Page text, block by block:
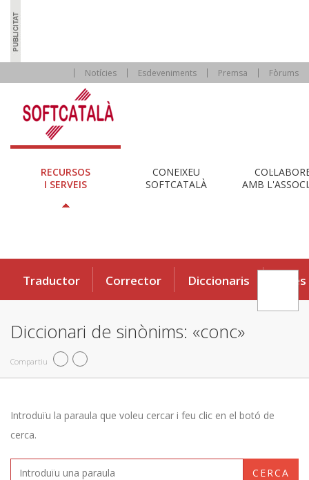
Notícies Esdeveniments Premsa Fòrums
RECURSOS
I SERVEIS
CONEIXEU
SOFTCATALÀ
AMB
Traductor Corrector Diccionaris Eines
Diccionari de sinònims: «conc»
Compartiu
Introduïu la paraula que voleu cercar i feu clic en el botó de
cerca.
CERCA